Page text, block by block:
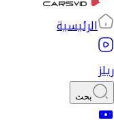
الرئيسية
ريلز
بحث